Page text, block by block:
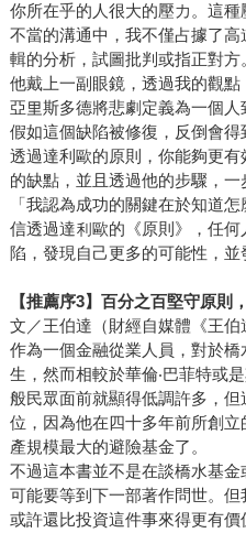
你所在乎的人很大的壓力。這
不當的溝通中，我不僅占據了
輯的分析，試圖批判或指正對
他戴上一副眼鏡，透過我的觀點
亞里斯多德將悲劇定義為一個人
假如這個缺陷被修復，反倒會得
透過達利歐的原則，你能夠更
的缺點，並且透過他的步驟，一
「我認為成功的關鍵在於知道
信透過達利歐的《原則》，任
陷，發現自己更多的可能性，並
【推薦序3】百分之百堅守原則
文／王伯達（財經自媒體《王伯
作為一個金融從業人員，對於
生，然而相較於華倫‧巴菲特或
般民眾面前就顯得低調許多，
位，因為他在四十多年前所創
產規模最大的避險基金了。
不過這本書並不是在談橋水基
可能要等到下一部著作問世。但
或許還比投資這件事來得更有價